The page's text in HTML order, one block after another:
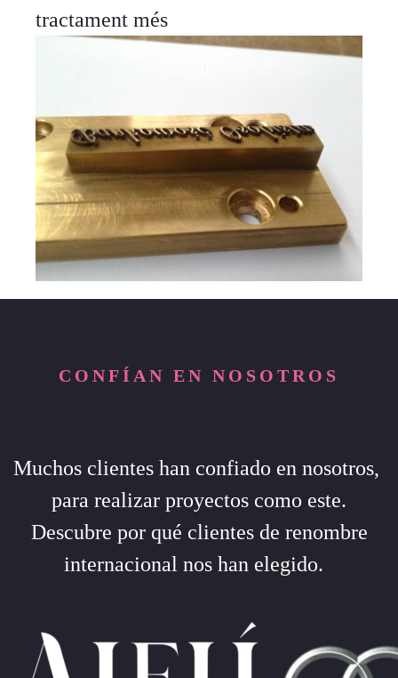
tractament més
CONFÍAN EN NOSOTROS
Muchos clientes han confiado en nosotros,
para realizar proyectos como este.
Descubre por qué clientes de renombre
internacional nos han elegido.